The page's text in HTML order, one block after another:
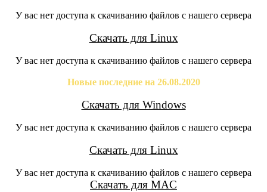
У вас нет доступа к скачиванию файлов с нашего сервера
Скачать для Linux
У вас нет доступа к скачиванию файлов с нашего сервера
Новые последние на 26.08.2020
Скачать для Windows
У вас нет доступа к скачиванию файлов с нашего сервера
Скачать для Linux
У вас нет доступа к скачиванию файлов с нашего сервера
Скачать для MAC